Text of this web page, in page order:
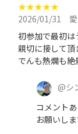
★★★★★
2026/01/31
初参加で最初は
親切に接して
でんも熱燗も絶
@シ
コメント
お願いし